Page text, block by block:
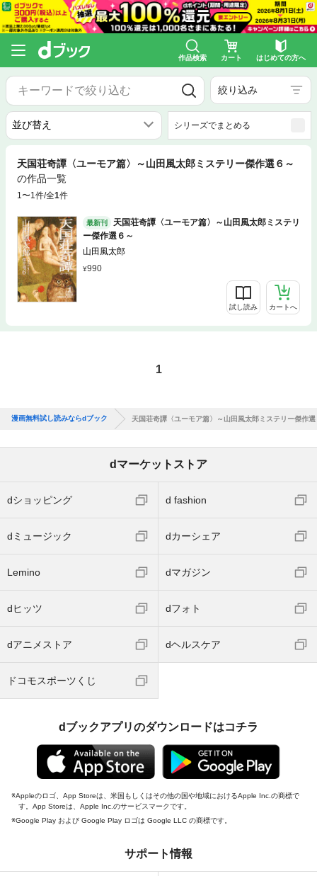
作品検索 カート はじめての方へ
絞り込み
シリーズでまとめる
天国荘奇譚〈ユーモア篇〉～山田風太郎ミステリー傑作選６～
の作品一覧
1〜1件/全1件
最新刊
天国荘奇譚〈ユーモア篇〉～山田風太郎ミステリ
ー傑作選６～
山田風太郎
990
試し読み カートへ
1
漫画無料試し読みならdブック 天国荘奇譚〈ユーモア篇〉～山田風太郎ミステリー傑作選
dマーケットストア
dショッピング d fashion
dミュージック dカーシェア
Lemino dマガジン
dヒッツ dフォト
dアニメストア dヘルスケア
ドコモスポーツくじ
dブックアプリのダウンロードはコチラ
Appleのロゴ、App Storeは、米国もしくはその他の国や地域におけるApple Inc.の商標で
す。App Storeは、Apple Inc.のサービスマークです。
Google Play および Google Play ロゴは Google LLC の商標です。
サポート情報